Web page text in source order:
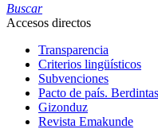
Buscar
Accesos directos
Transparencia
Criterios lingüísticos
Subvenciones
Pacto de país.
Gizonduz
Revista Emakunde